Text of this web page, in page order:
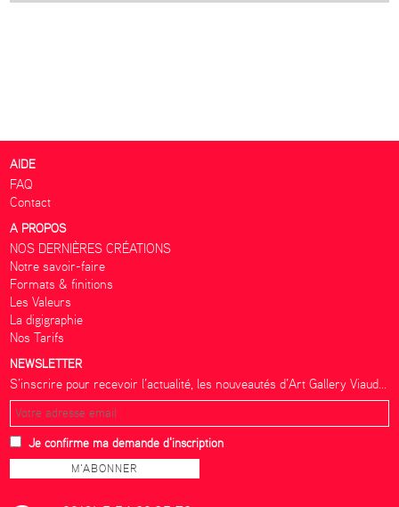
AIDE
FAQ
Contact
A PROPOS
NOS DERNIÈRES CRÉATIONS
Notre savoir-faire
Formats & finitions
Les Valeurs
La digigraphie
Nos Tarifs
NEWSLETTER
S’inscrire pour recevoir l’actualité, les nouveautés d’Art Gallery Viaud...
Je confirme ma demande d'inscription